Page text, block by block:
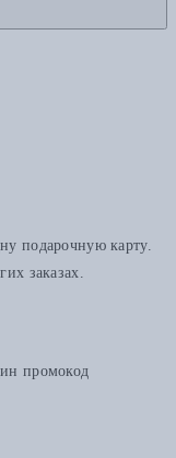
подарочную карту.
заказах.
промокод